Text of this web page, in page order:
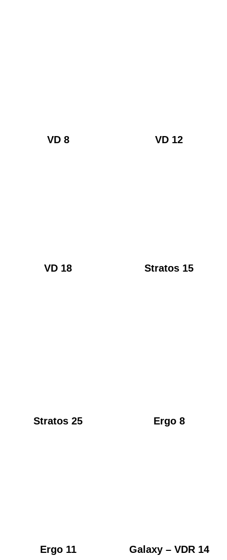
VD 8 VD 12
VD 18 Stratos 15
Stratos 25 Ergo 8
Ergo 11 Galaxy – VDR 14